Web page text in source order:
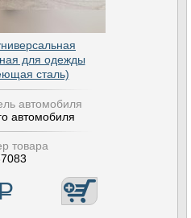
для одежды
сталь)
автомобиля
автомобиля
товара